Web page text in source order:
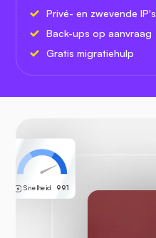
Privé- en zwevende IP's
Back-ups op aanvraag
Gratis migratiehulp
Snelheid 99.1